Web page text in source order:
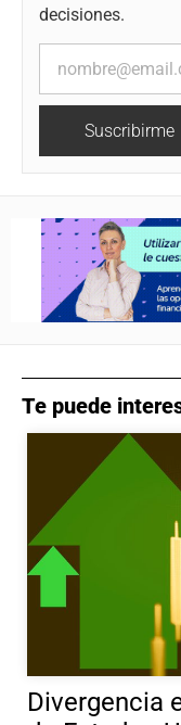
decisiones.
Suscribirme
Te puede
Divergencia